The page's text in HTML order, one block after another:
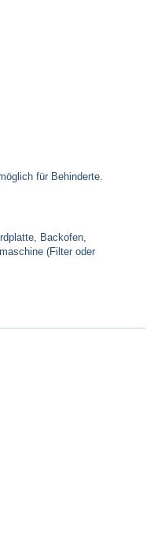
für Behinderte.
Backofen,
(Filter oder